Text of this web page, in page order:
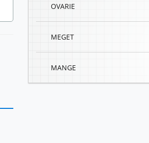
OVARIE
MEGET
MANGE